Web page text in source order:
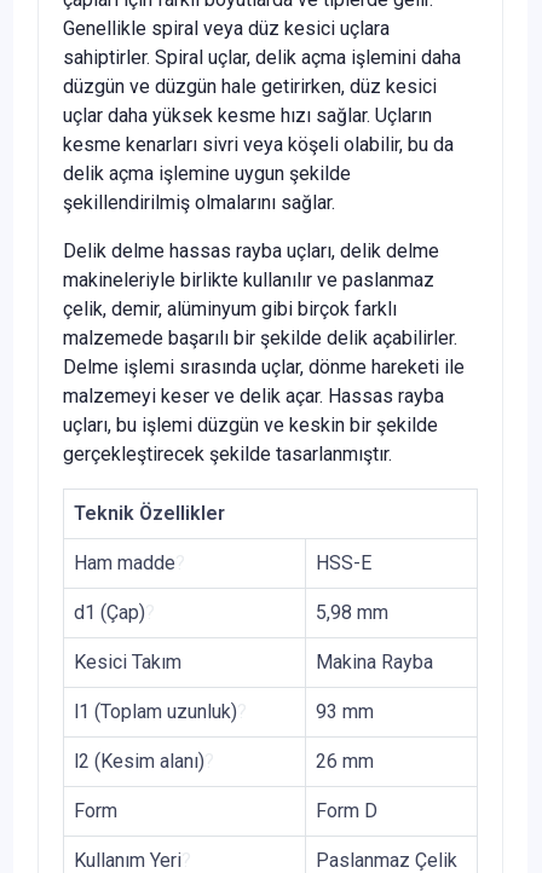
Genellikle spiral veya düz kesici uçlara
sahiptirler. Spiral uçlar, delik açma işlemini daha
düzgün ve düzgün hale getirirken, düz kesici
uçlar daha yüksek kesme hızı sağlar. Uçların
kesme kenarları sivri veya köşeli olabilir, bu da
delik açma işlemine uygun şekilde
şekillendirilmiş olmalarını sağlar.
Delik delme hassas rayba uçları, delik delme
makineleriyle birlikte kullanılır ve paslanmaz
çelik, demir, alüminyum gibi birçok farklı
malzemede başarılı bir şekilde delik açabilirler.
Delme işlemi sırasında uçlar, dönme hareketi ile
malzemeyi keser ve delik açar. Hassas rayba
uçları, bu işlemi düzgün ve keskin bir şekilde
gerçekleştirecek şekilde tasarlanmıştır.
Teknik Özellikler
Ham madde HSS-E
d1 (Çap) 5,98 mm
Kesici Takım Makina Rayba
l1 (Toplam uzunluk) 93 mm
l2 (Kesim alanı) 26 mm
Form Form D
Kullanım Yeri Paslanmaz Çelik